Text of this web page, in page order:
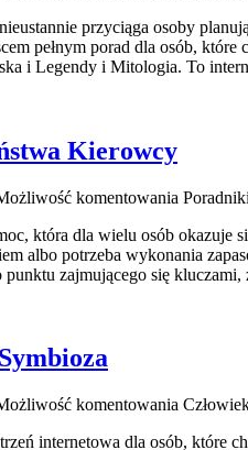
przyciąga osoby
pełnym porad dla osób,
i Legendy i Mitologia. To
Kierowcy
komentowania
która dla wielu osób okazuje
albo potrzeba wykonania
punktu zajmującego się
komentowania
internetowa dla osób, które